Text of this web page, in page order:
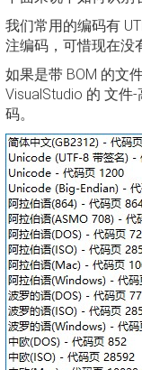
我们常用的编码有
注编码，可惜现在没
如果是带 BOM 的文
VisualStudio 的 文件
码。